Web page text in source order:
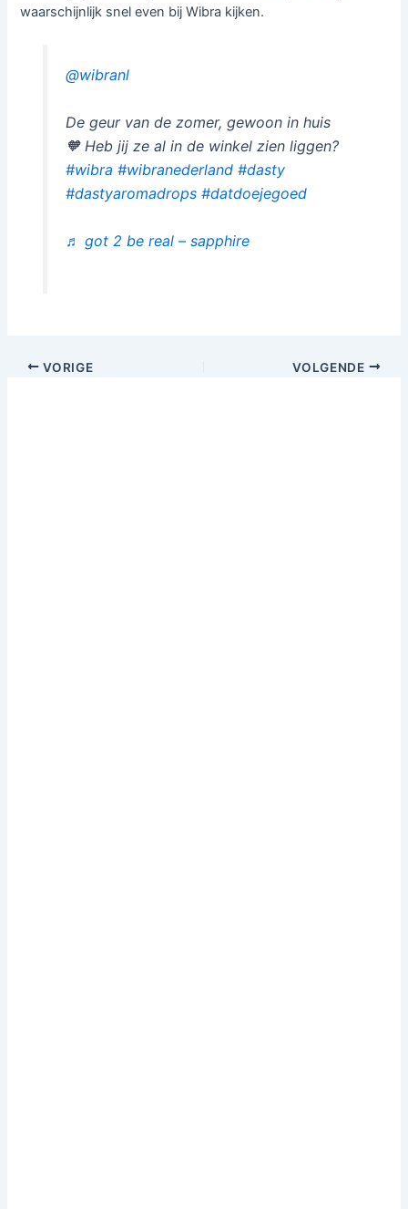
waarschijnlijk snel even bijWibra kijken.
@wibranl
De geur van de zomer, gewoon in huis
🧡 Heb jij ze al in de winkel zien liggen?
#wibra #wibranederland #dasty
#dastyaromadrops #datdoejegoed
♬ got 2 be real – sapphire
VORIGE VOLGENDE